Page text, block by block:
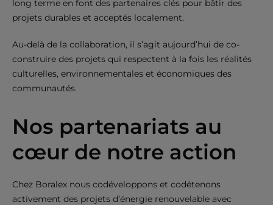
long terme en font des partenaires clés pour bâtir des
projets durables et acceptés localement.
Au-delà de la collaboration, il s’agit aujourd’hui de co-
construire des projets qui respectent à la fois les réalités
culturelles, environnementales et économiques des
communautés.
Nos partenariats au
cœur de notre action
Chez Boralex nous codéveloppons et codétenons
activement des projets d’énergie renouvelable avec